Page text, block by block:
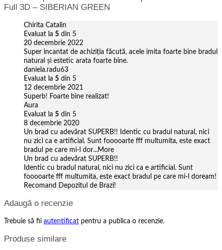
Full 3D – SIBERIAN GREEN
Chirita Catalin
Evaluat la 5 din 5
20 decembrie 2022
Super incantat de achiziția făcută, acele imita foarte bine bradul
natural și estetic arata foarte bine.
daniela.radu63
Evaluat la 5 din 5
12 decembrie 2021
Superb! Foarte bine realizat!
Aura
Evaluat la 5 din 5
8 decembrie 2020
Un brad cu adevărat SUPERB!! Identic cu bradul natural, nici
nu zici ca e artificial. Sunt fooooarte fff multumita, este exact
bradul pe care mi-l dor...More
Un brad cu adevărat SUPERB!!
Identic cu bradul natural, nici nu zici ca e artificial. Sunt
fooooarte fff multumita, este exact bradul pe care mi-l doream!
Recomand Depozitul de Brazi!
Adaugă o recenzie
Trebuie să fii autentificat pentru a publica o recenzie.
Produse similare